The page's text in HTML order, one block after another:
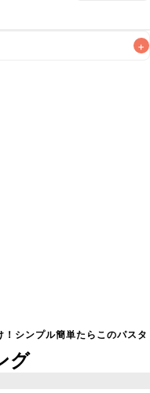
+
がりいただくことをお
！シンプル簡単たらこのパスタ
グ